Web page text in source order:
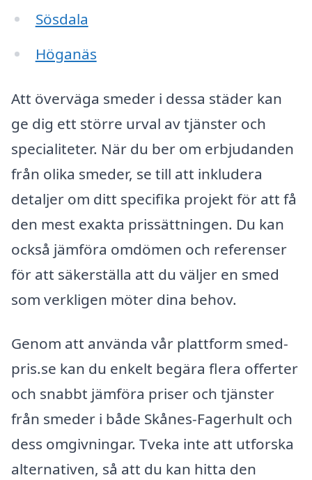
Sösdala
Höganäs
Att överväga smeder i dessa städer kan
ge dig ett större urval av tjänster och
specialiteter. När du ber om erbjudanden
från olika smeder, se till att inkludera
detaljer om ditt specifika projekt för att få
den mest exakta prissättningen. Du kan
också jämföra omdömen och referenser
för att säkerställa att du väljer en smed
som verkligen möter dina behov.
Genom att använda vår plattform smed-
pris.se kan du enkelt begära flera offerter
och snabbt jämföra priser och tjänster
från smeder i både Skånes-Fagerhult och
dess omgivningar. Tveka inte att utforska
alternativen, så att du kan hitta den